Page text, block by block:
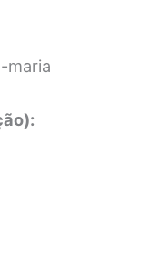
maria